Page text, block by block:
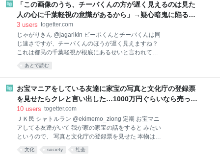
まっている恋心の最適アンサーはAIに聞いても… 2
users コミックDAYS 縞野やえ/『僕の恋が腐る前に』
@shimano_yae 不慣れでも果物料理と片思いに立ち向
かう『僕の恋が腐る前に』隔週連載 comic-
days.com/episode/122074…｜完結『服を着るならこ
んなふうに』全18巻｜仕事(lit.link/shimanoyae)｜
「この画像のうち、チーバくんの方が遅く見えるのは見た
人の心に千葉軽視の意識があるから」→疑心暗鬼に陥る人
が続出する
3 users togetter.com
じゃがりきん @jagarikin ピーポくんとチーバくんは同
じ速さですが、チーバくんのほうが遅く見えますね？
これは都民の千葉軽視が根底にあるせいと言われてい
ます pic.x.com/0xlbtFZtt8 2026-08-03 04:37:53
あとで読む
お宝マニアをしている友達に家宝の写真と文化庁の登録票
を見せたらクレと言い出した…1000万円ぐらいなら売って
もいいと思ったが、タダでクレと言うので断ったら激怒さ
れた話
10 users togetter.com
ＪＫ民 シャトルラン @ekimemo_ziong 定期 お宝マニ
アしてる友達がいて 我が家の家宝の話をすると みたい
というので、 写真と文化庁の登録票を見せた 本物は博
物館で展示中 そしたらクレと言い出した 一億二億はし
て普通の人は買えないので、1000万円ぐらいなら売っ
文化 society 社会